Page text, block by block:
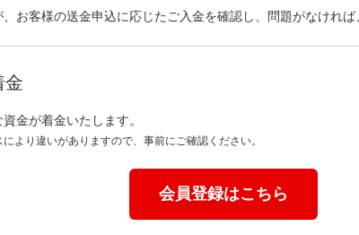
お客様の送金申込に応じたご入金を確認し、問題がなければ
金
金が着金いたします。
より違いがありますので、事前にご確認ください。
会員登録はこちら